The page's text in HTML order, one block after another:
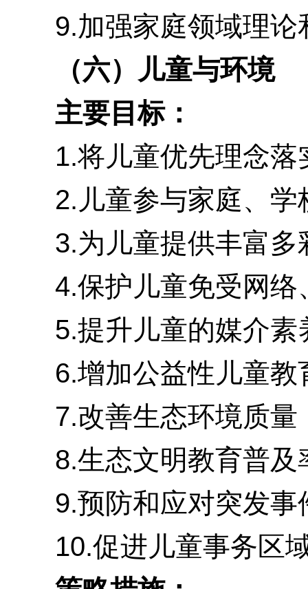
9.加强家庭领域理论和
（六）儿童与环境
主要目标：
1.将儿童优先理念落实
2.儿童参与家庭、学
3.为儿童提供丰富多
4.保护儿童免受网络
5.提升儿童的媒介素
6.增加公益性儿童教育
7.改善生态环境质量
8.生态文明教育普及率
9.预防和应对突发事
10.促进儿童事务区域